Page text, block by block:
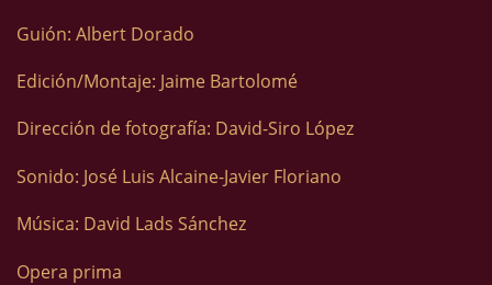
Guión: Albert Dorado
Edición/Montaje: Jaime Bartolomé
Dirección de fotografía: David-Siro López
Sonido: José Luis Alcaine-Javier Floriano
Música: David Lads Sánchez
Opera prima